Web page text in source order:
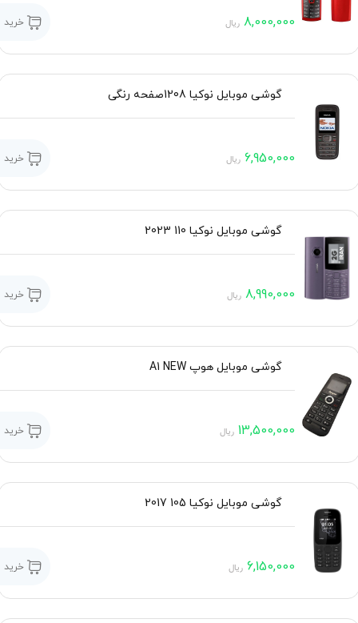
8,000,000 ریال خرید
گوشی موبایل نوکیا 1208صفحه رنگی
6,950,000 ریال خرید
گوشی موبایل نوکیا 110 2023
8,990,000 ریال خرید
گوشی موبایل هوپ A1 NEW
13,500,000 ریال خرید
گوشی موبایل نوکیا 105 2017
6,150,000 ریال خرید